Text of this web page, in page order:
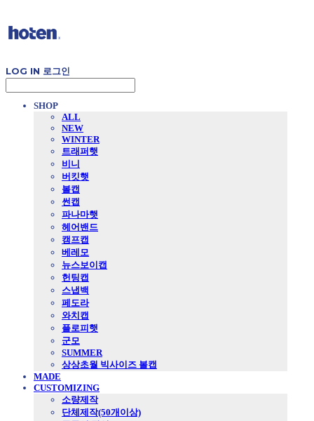
LOG IN 로그인
SHOP
ALL
NEW
WINTER
트래퍼햇
비니
버킷햇
볼캡
썬캡
파나마햇
헤어밴드
캠프캡
베레모
뉴스보이캡
헌팅캡
스냅백
페도라
와치캡
플로피햇
군모
SUMMER
상상초월 빅사이즈 볼캡
MADE
CUSTOMIZING
소량제작
단체제작(50개이상)